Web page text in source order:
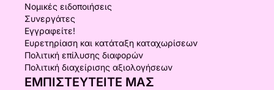
Νομικές ειδοποιήσεις
Συνεργάτες
Εγγραφείτε!
Ευρετηρίαση και κατάταξη καταχωρίσεων
Πολιτική επίλυσης διαφορών
Πολιτική διαχείρισης αξιολογήσεων
ΕΜΠΙΣΤΕΥΤΕΊΤΕ ΜΑΣ